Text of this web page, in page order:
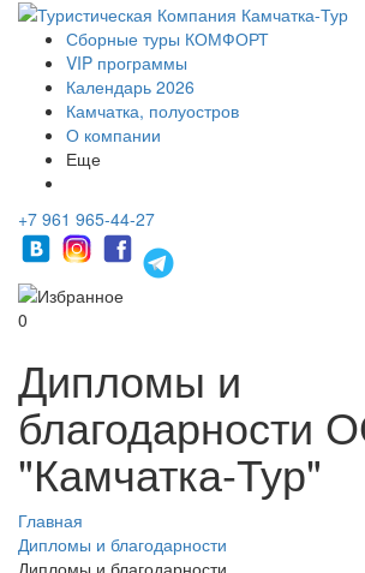
Сборные туры КОМФОРТ
VIP программы
Календарь 2026
Камчатка, полуостров
О компании
Еще
+7 961 965-44-27
0
Дипломы и
благодарности
"Камчатка-Тур"
Главная
Дипломы и благодарности
Дипломы и благодарности